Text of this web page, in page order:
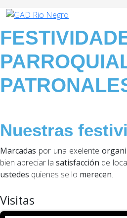
Nuestras
Marcadas por una exelente
bien apreciar lasatisfacción de
ustedes quienes se lo merecen.
Visitas